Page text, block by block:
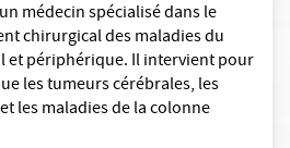
médecin spécialisé dans le
chirurgical des maladies du
et périphérique. Il intervient pour
les tumeurs cérébrales, les
les maladies de la colonne